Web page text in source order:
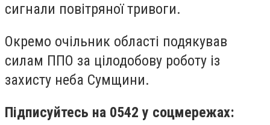
сигнали повітряної тривоги.
Окремо очільник області подякував
силам ППО за цілодобову роботу із
захисту неба Сумщини.
Підписуйтесь на 0542 у соцмережах: